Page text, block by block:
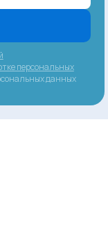
персональных
данных